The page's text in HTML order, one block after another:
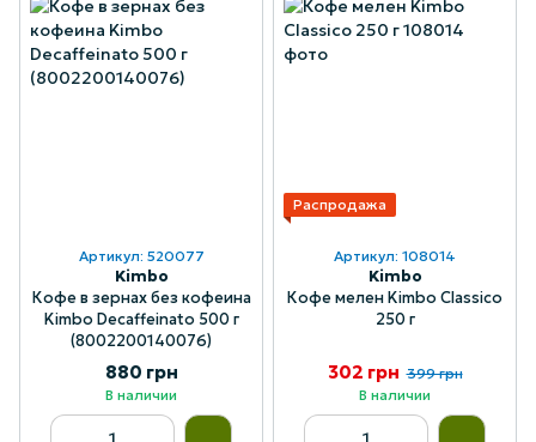
Артикул: 520077
Kimbo
Кофе в зернах без кофеина
Kimbo Decaffeinato 500 г
(8002200140076)
880 грн
В наличии
Распродажа
Артикул: 108014
Kimbo
Кофе мелен Kimbo Classico
250 г
302 грн 399 грн
В наличии